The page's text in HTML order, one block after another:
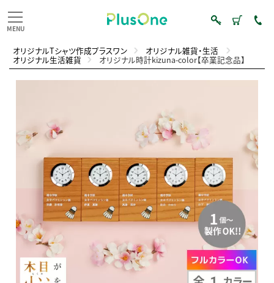
オリジナルTシャツ作成プラスワン オリジナル雑貨・生活
オリジナル生活雑貨 オリジナル時計kizuna-color【卒業記念品】